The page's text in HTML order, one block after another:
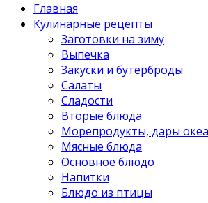
Главная
Кулинарные рецепты
Заготовки на зиму
Выпечка
Закуски и бутерброды
Салаты
Сладости
Вторые блюда
Морепродукты, дары
Мясные блюда
Основное блюдо
Напитки
Блюдо из птицы